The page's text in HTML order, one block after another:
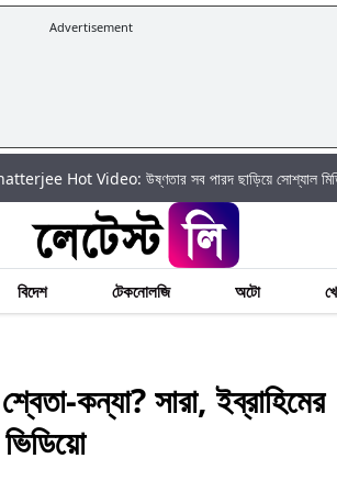
Advertisement
উষ্ণতার সব পারদ ছাড়িয়ে সোশ্যাল মিডিয়ায় আগুন ঝরালেন
বিদেশ টেকনোলজি অটো
কন্যা? সারা, ইব্রাহিমের